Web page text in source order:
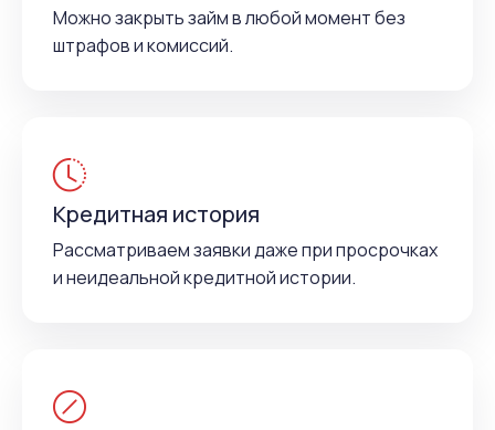
Можно закрыть займ в любой момент без
штрафов и комиссий.
Кредитная история
Рассматриваем заявки даже при просрочках
и неидеальной кредитной истории.